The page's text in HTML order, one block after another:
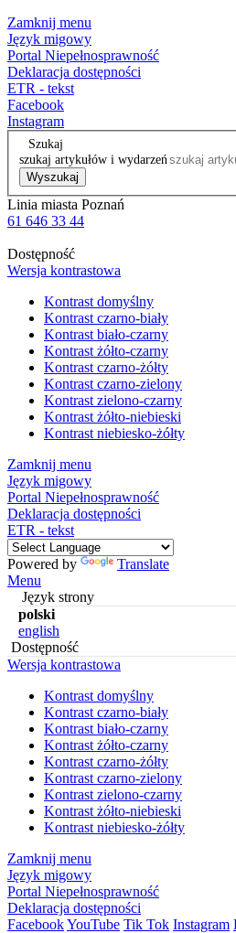
Zamknij menu
Język migowy
Portal Niepełnosprawność
Deklaracja dostępności
ETR - tekst
Facebook
Instagram
Szukaj
szukaj artykułów i wydarzeń
Wyszukaj
Linia miasta Poznań
61 646 33 44
Dostępność
Wersja kontrastowa
Kontrast domyślny
Kontrast czarno-biały
Kontrast biało-czarny
Kontrast żółto-czarny
Kontrast czarno-żółty
Kontrast czarno-zielony
Kontrast zielono-czarny
Kontrast żółto-niebieski
Kontrast niebiesko-żółty
Zamknij menu
Język migowy
Portal Niepełnosprawność
Deklaracja dostępności
ETR - tekst
Powered by
Translate
Menu
Język strony
polski
english
Dostępność
Wersja kontrastowa
Kontrast domyślny
Kontrast czarno-biały
Kontrast biało-czarny
Kontrast żółto-czarny
Kontrast czarno-żółty
Kontrast czarno-zielony
Kontrast zielono-czarny
Kontrast żółto-niebieski
Kontrast niebiesko-żółty
Zamknij menu
Język migowy
Portal Niepełnosprawność
Deklaracja dostępności
FacebookYouTube Tik Tok Instagram